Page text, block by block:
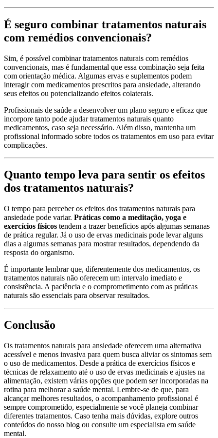
É seguro combinar tratamentos naturais
com remédios convencionais?
Sim, é possível combinar tratamentos naturais com remédios
convencionais, mas é fundamental que essa combinação seja feita
com orientação médica. Algumas ervas e suplementos podem
interagir com medicamentos prescritos para ansiedade, alterando
seus efeitos ou potencializando efeitos colaterais.
Profissionais de saúde a desenvolver um plano seguro e eficaz que
incorpore tanto pode ajudar tratamentos naturais quanto
medicamentos, caso seja necessário. Além disso, mantenha um
profissional informado sobre todos os tratamentos em uso para evitar
complicações.
Quanto tempo leva para sentir os efeitos
dos tratamentos naturais?
O tempo para perceber os efeitos dos tratamentos naturais para
ansiedade pode variar. Práticas como a meditação, yoga e
exercícios físicos tendem a trazer benefícios após algumas semanas
de prática regular. Já o uso de ervas medicinais pode levar alguns
dias a algumas semanas para mostrar resultados, dependendo da
resposta do organismo.
É importante lembrar que, diferentemente dos medicamentos, os
tratamentos naturais não oferecem um intervalo imediato e
consistência. A paciência e o comprometimento com as práticas
naturais são essenciais para observar resultados.
Conclusão
Os tratamentos naturais para ansiedade oferecem uma alternativa
acessível e menos invasiva para quem busca aliviar os sintomas sem
o uso de medicamentos. Desde a prática de exercícios físicos e
técnicas de relaxamento até o uso de ervas medicinais e ajustes na
alimentação, existem várias opções que podem ser incorporadas na
rotina para melhorar a saúde mental. Lembre-se de que, para
alcançar melhores resultados, o acompanhamento profissional é
sempre comprometido, especialmente se você planeja combinar
diferentes tratamentos. Caso tenha mais dúvidas, explore outros
conteúdos do nosso blog ou consulte um especialista em saúde
mental.